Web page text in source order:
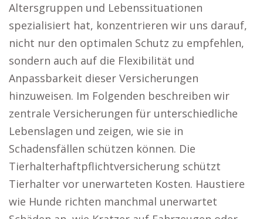
Altersgruppen und Lebenssituationen
spezialisiert hat, konzentrieren wir uns darauf,
nicht nur den optimalen Schutz zu empfehlen,
sondern auch auf die Flexibilität und
Anpassbarkeit dieser Versicherungen
hinzuweisen. Im Folgenden beschreiben wir
zentrale Versicherungen für unterschiedliche
Lebenslagen und zeigen, wie sie in
Schadensfällen schützen können. Die
Tierhalterhaftpflichtversicherung schützt
Tierhalter vor unerwarteten Kosten. Haustiere
wie Hunde richten manchmal unerwartet